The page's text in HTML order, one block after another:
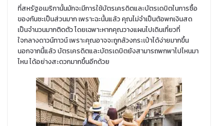
ที่สหรัฐอเมริกานั้นมักจะมีการใช้บัตรเครดิตและบัตรเดบิตในการซื้อ
ของกันซะเป็นส่วนมาก เพราะฉะนั้นแล้ว คุณไม่จำเป็นต้อพกเงินสด
เป็นจำนวนมากติดตัว โดยเฉพาะหากคุณวางแผนไปเดินเที่ยวที่
ใจกลางดาวน์ทาวน์ เพราะคุณอาจจะถูกล้วงกระเป๋าได้ง่ายมากขึ้น
นอกจากนี้แล้ว บัตรเครดิตและบัตรเดบิตยังสามารถพกพาไปไหนมา
ไหน ได้อย่างสะดวกมากขึ้นอีกด้วย